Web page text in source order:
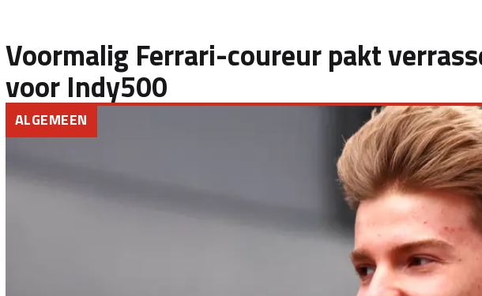
Voormalig Ferrari-coureur pakt
voor Indy500
ALGEMEEN